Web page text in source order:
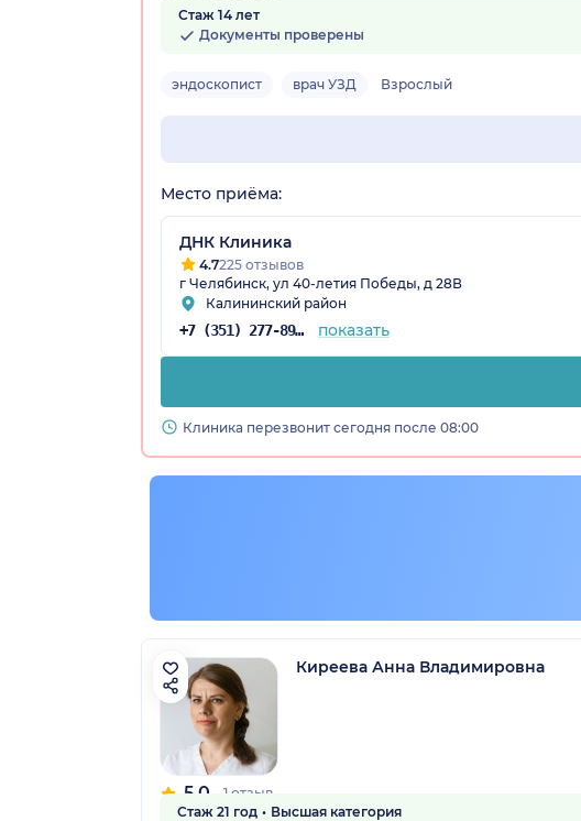
Стаж 14 лет
Документы проверены
эндоскопист врач УЗД Взрослый
Место приёма:
ДНК Клиника
4.7225 отзывов
г Челябинск, ул 40-летия Победы, д 28В
Калининский район
+7 (351) 277-89-46 показать
Клиника перезвонит сегодня после 08:00
5.0 1 отзыв
Киреева Анна Владимировна
Стаж 21 год
Высшая категория